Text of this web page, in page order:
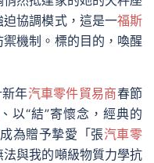
協調模式，這是一福斯
機制。標的目的，喚醒
年汽車零件貿易商春節
、以“結”寄懷念，經典的
為贈予摯愛「張汽車零
與我的噸級物質力學抗